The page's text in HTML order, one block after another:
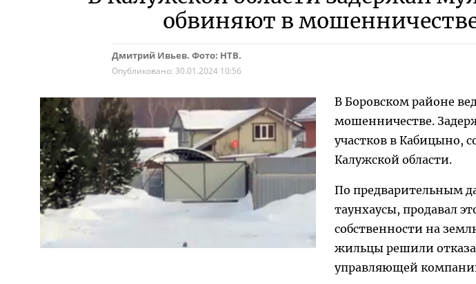
обвиняют в
Дмитрий Ивьев. Фото: НТВ.
Опубликовано: 30.01.2024 10:56
В Боровском районе
мошенничестве.
участков в Кабицыно,
Калужской области.
По предварительным
таунхаусы, продавал
собственности на
жильцы решили
управляющей